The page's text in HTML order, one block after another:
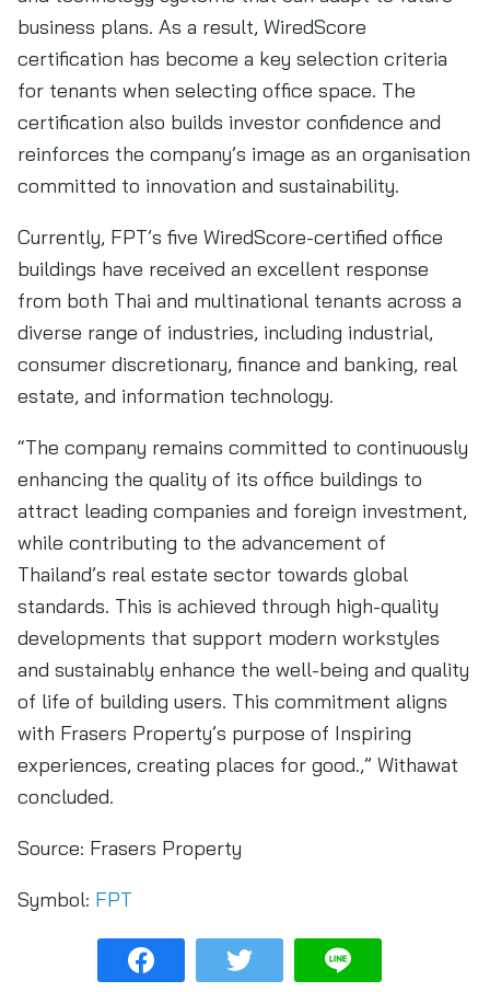
business plans. As a result, WiredScore
certification has become a key selection criteria
for tenants when selecting office space. The
certification also builds investor confidence and
reinforces the company’s image as an organisation
committed to innovation and sustainability.
Currently, FPT’s five WiredScore-certified office
buildings have received an excellent response
from both Thai and multinational tenants across a
diverse range of industries, including industrial,
consumer discretionary, finance and banking, real
estate, and information technology.
“The company remains committed to continuously
enhancing the quality of its office buildings to
attract leading companies and foreign investment,
while contributing to the advancement of
Thailand’s real estate sector towards global
standards. This is achieved through high-quality
developments that support modern workstyles
and sustainably enhance the well-being and quality
of life of building users. This commitment aligns
with Frasers Property’s purpose of Inspiring
experiences, creating places for good.,” Withawat
concluded.
Source: Frasers Property
Symbol: FPT